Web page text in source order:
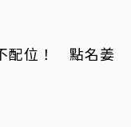
配位！ 點名姜